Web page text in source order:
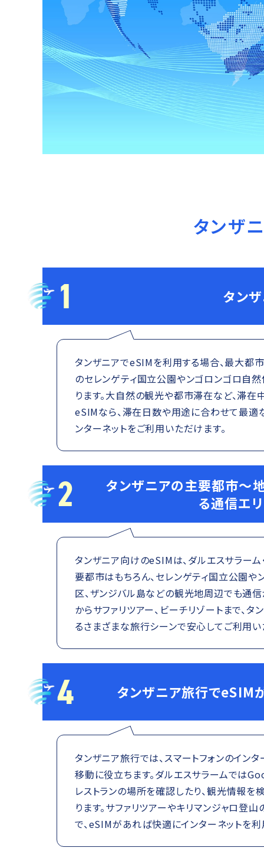
タンザ
1 タン
タンザニアでeSIMを利用する場合、最大都
のセレンゲティ国立公園やンゴロンゴロ自
ります。大自然の観光や都市滞在など、滞在
eSIMなら、滞在日数や用途に合わせて最適
ンターネットをご利用いただけます。
2
タンザニアの主要都市～
る通信エ
タンザニア向けのeSIMは、ダルエスサラー
要都市はもちろん、セレンゲティ国立公園
区、ザンジバル島などの観光地周辺でも通
からサファリツアー、ビーチリゾートまで、
るさまざまな旅行シーンで安心してご利用い
4 タンザニア旅行でeSIM
タンザニア旅行では、スマートフォンのイン
移動に役立ちます。ダルエスサラームでは
レストランの場所を確認したり、観光情報を
ります。サファリツアーやキリマンジャロ登
で、eSIMがあれば快適にインターネットを利